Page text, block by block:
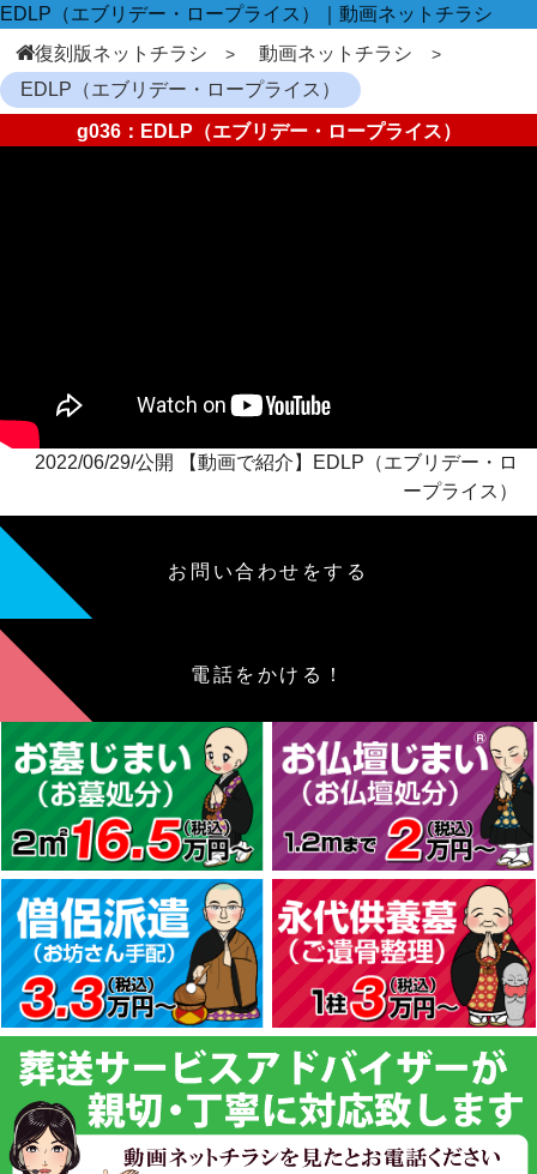
EDLP（エブリデー・ロープライス）｜動画ネットチラシ
復刻版ネットチラシ
動画ネットチラシ
EDLP（エブリデー・ロープライス）
g036：EDLP（エブリデー・ロープライス）
2022/06/29/公開 【動画で紹介】EDLP（エブリデー・ロ
ープライス）
お問い合わせをする
電話をかける！